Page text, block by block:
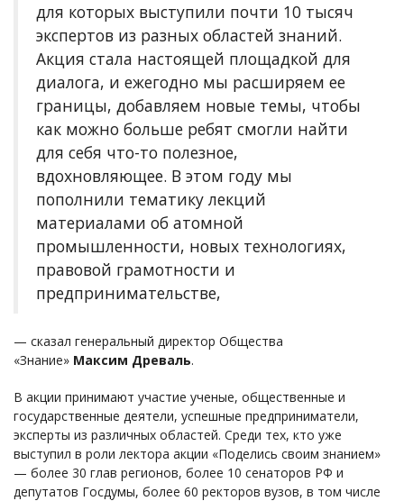
для которых выступили почти 10 тысяч
экспертов из разных областей знаний.
Акция стала настоящей площадкой для
диалога, и ежегодно мы расширяем ее
границы, добавляем новые темы, чтобы
как можно больше ребят смогли найти
для себя что-то полезное,
вдохновляющее. В этом году мы
пополнили тематику лекций
материалами об атомной
промышленности, новых технологиях,
правовой грамотности и
предпринимательстве,
— сказал генеральный директор Общества
«Знание» Максим Древаль.
В акции принимают участие ученые, общественные и
государственные деятели, успешные предприниматели,
эксперты из различных областей. Среди тех, кто уже
выступил в роли лектора акции «Поделись своим знанием»
— более 30 глав регионов, более 10 сенаторов РФ и
депутатов Госдумы, более 60 ректоров вузов, в том числе